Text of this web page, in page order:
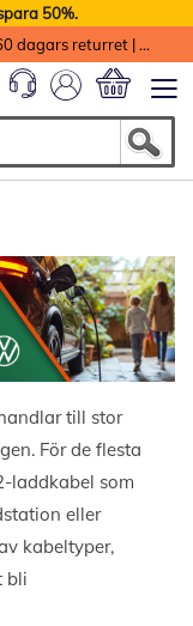
50%.
dagars returret |
till stor
För de flesta
laddkabel som
eller
kabeltyper,
bli